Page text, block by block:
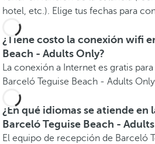
hotel, etc.). Elige tus fechas para
¿Tiene costo la conexión wifi
Beach - Adults Only?
La conexión a Internet es gratis
Barceló Teguise Beach - Adults
¿En qué idiomas se atiende en
Barceló Teguise Beach -
El equipo de recepción de Barceló